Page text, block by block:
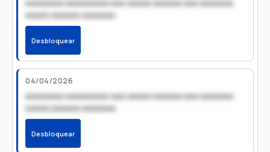
xxxxxxxx xxxxxxxxx xxx xxxxx xxxxxx xxx xxxxxxx
xxxxx xxxxxx xxxxxxx
Desbloquear
04/04/2026
xxxxxxxx xxxxxxxxx xxx xxxxx xxxxxx xxx xxxxxxx
xxxxx xxxxxx xxxxxxx
Desbloquear